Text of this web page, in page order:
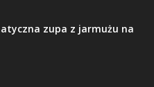
zupa z jarmużu na